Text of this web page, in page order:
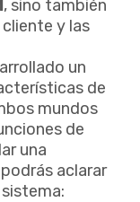
, sino también
y las
un
de
mundos
de
una
aclarar